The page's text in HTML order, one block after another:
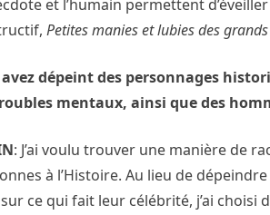
et l’humain permettent
Petites manies et lubies des
avez dépeint des personnages
mentaux, ainsi que des
: J’ai voulu trouver une manière de
à l’Histoire. Au lieu de
ce qui fait leur célébrité, j’ai choisi